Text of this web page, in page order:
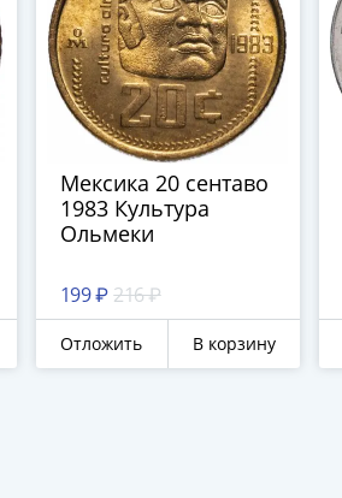
Мексика 20 сентаво
1983 Культура
Ольмеки
199 ₽ 216 ₽
Отложить В корзину